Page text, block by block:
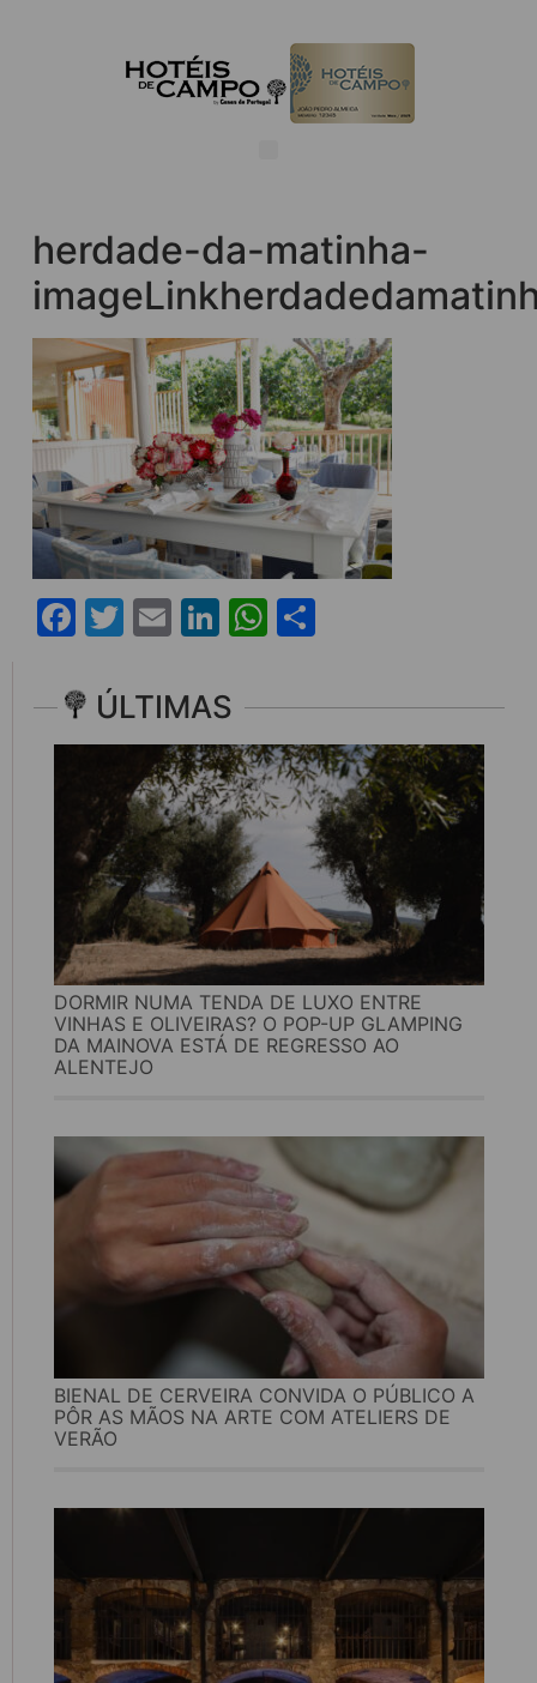
herdade-da-matinha-
Facebook
Twitter
EmailLinkedIn
WhatsApp
ÚLTIMAS
DORMIR NUMA TENDA DE LUXO ENTRE
VINHAS E OLIVEIRAS? O POP-UP GLAMPING
DA MAINOVA ESTÁ DE REGRESSO AO
ALENTEJO
BIENAL DE CERVEIRA CONVIDA O PÚBLICO A
PÔR AS MÃOS NA ARTE COM ATELIERS DE
VERÃO